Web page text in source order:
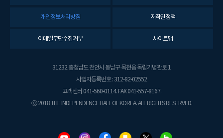
개인정보처리방침 저작권정책
이메일무단수집거부 사이트맵
31232 충청남도 천안시 동남구 목천읍 독립기념관로 1
사업자등록번호 : 312-82-02552
고객센터 041-560-0114. FAX 041-557-8167.
ⓒ 2018 THE INDEPENDENCE HALL OF KOREA. ALL RIGHTS RESERVED.